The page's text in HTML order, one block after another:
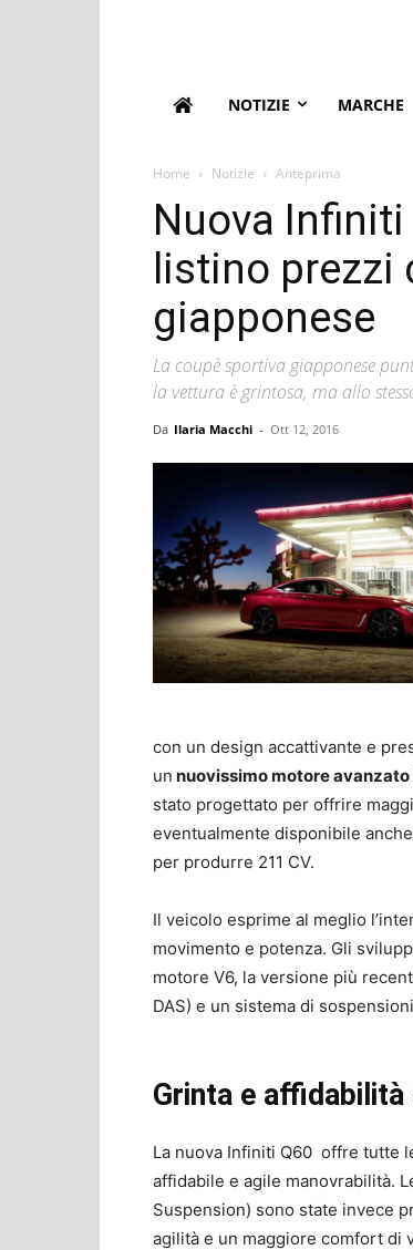
NOTIZIE MARCHE
Home Notizie Anteprima
Nuova
listino prezzi
giapponese
La coupè sportiva giapponese
la vettura è grintosa, ma allo
Da Ilaria Macchi - Ott 12, 2016
con un design accattivante e
un nuovissimo motore
stato progettato per offrire
eventualmente disponibile
per produrre 211 CV.
Il veicolo esprime al meglio
movimento e potenza. Gli
motore V6, la versione più
DAS) e un sistema di
Grinta e
La nuova Infiniti Q60 offre tutte
affidabile e agile manovrabilità.
Suspension) sono state invece
agilità e un maggiore comfort di